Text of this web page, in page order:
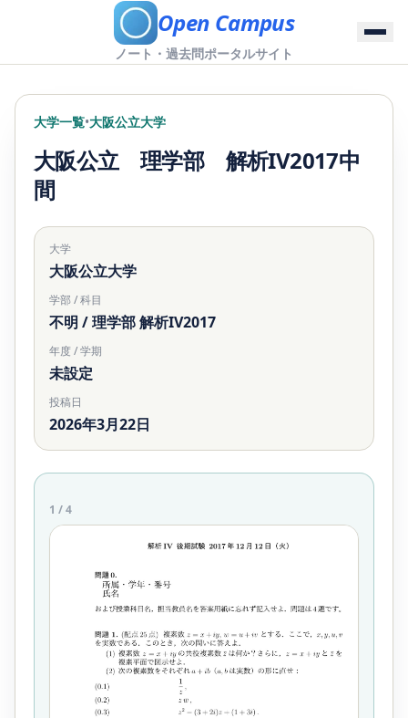
Open Campus
ノート・過去問ポータルサイト
大学一覧•大阪公立大学
大阪公立 理学部 解析IV2017中
間
大学
大阪公立大学
学部 / 科目
不明 / 理学部 解析IV2017
年度 / 学期
未設定
投稿日
2026年3月22日
1 /4